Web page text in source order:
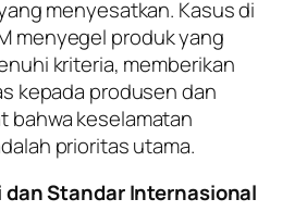
menyesatkan. Kasus di
menyegel produk yang
kriteria, memberikan
kepada produsen dan
bahwa keselamatan
prioritas utama.
Standar Internasional